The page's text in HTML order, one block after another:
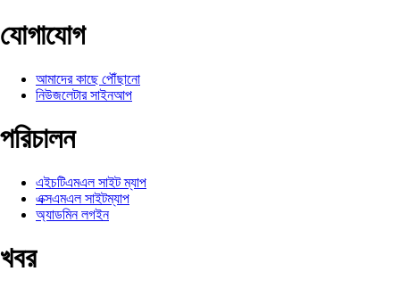
যোগাযোগ
আমাদের কাছে পৌঁছানো
নিউজলেটার সাইনআপ
পরিচালন
এইচটিএমএল সাইট ম্যাপ
এক্সএমএল সাইটম্যাপ
অ্যাডমিন লগইন
খবর